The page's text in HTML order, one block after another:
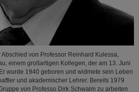
von Professor Reinhard Kulessa,
einem großartigen Kollegen, der am 13. Juni
wurde 1940 geboren und widmete sein Leben
und akademischer Lehrer. Bereits 1979
von Professo Dirk Schwalm zu arbeiten